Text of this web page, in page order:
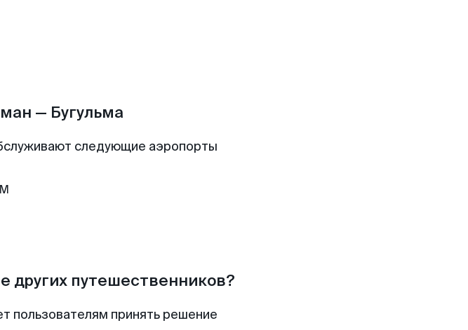
— Бугульма
следующие аэропорты
других путешественников?
пользователям принять решение